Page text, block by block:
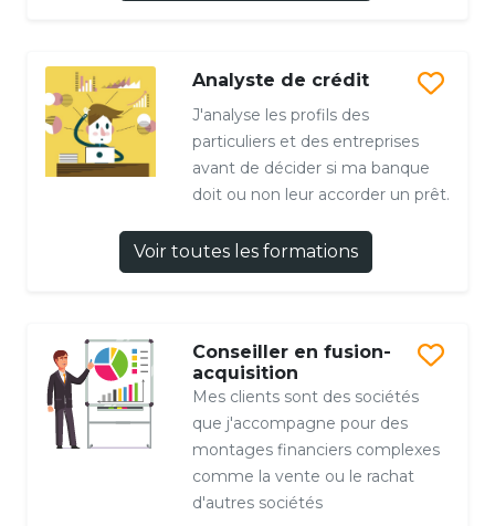
Analyste de crédit
J'analyse les profils des
particuliers et des entreprises
avant de décider si ma banque
doit ou non leur accorder un prêt.
Voir toutes les formations
Conseiller en fusion-
acquisition
Mes clients sont des sociétés
que j'accompagne pour des
montages financiers complexes
comme la vente ou le rachat
d'autres sociétés